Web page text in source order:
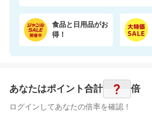
食品と日用品がお
得！
あなたはポイント合計 ? 倍
ログインしてあなたの倍率を確認！